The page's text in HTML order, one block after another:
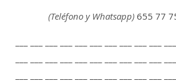
(Teléfono y Whatsapp)655 77